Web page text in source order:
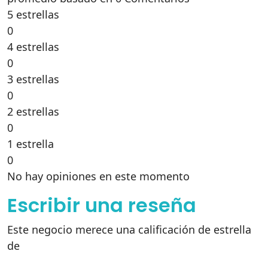
5 estrellas
0
4 estrellas
0
3 estrellas
0
2 estrellas
0
1 estrella
0
No hay opiniones en este momento
Escribir una reseña
Este negocio merece una calificación de estrella
de